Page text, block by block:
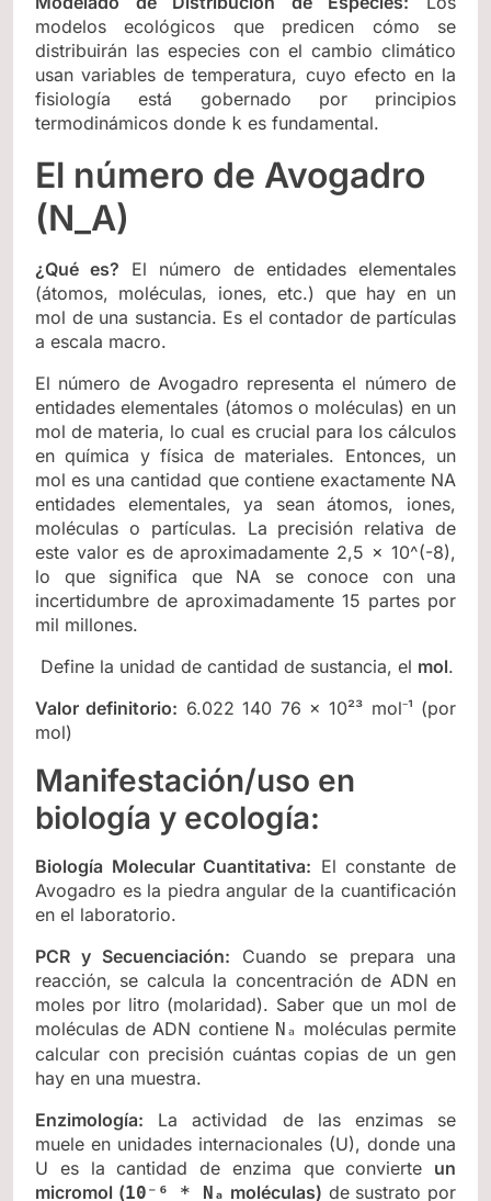
modelos ecológicos que predicen cómo se
distribuirán las especies con el cambio climático
usan variables de temperatura, cuyo efecto en la
fisiología está gobernado por principios
termodinámicos donde k es fundamental.
El número de Avogadro
(N_A)
¿Qué es? El número de entidades elementales
(átomos, moléculas, iones, etc.) que hay en un
mol de una sustancia. Es el contador de partículas
a escala macro.
El número de Avogadro representa el número de
entidades elementales (átomos o moléculas) en un
mol de materia, lo cual es crucial para los cálculos
en química y física de materiales. Entonces, un
mol es una cantidad que contiene exactamente NA
entidades elementales, ya sean átomos, iones,
moléculas o partículas. La precisión relativa de
este valor es de aproximadamente 2,5 × 10^(-8),
lo que significa que NA se conoce con una
incertidumbre de aproximadamente 15 partes por
mil millones.
Define la unidad de cantidad de sustancia, el mol.
Valor definitorio: 6.022 140 76 × 10²³ mol⁻¹ (por
mol)
Manifestación/uso en
biología y ecología:
Biología Molecular Cuantitativa: El constante de
Avogadro es la piedra angular de la cuantificación
en el laboratorio.
PCR y Secuenciación: Cuando se prepara una
reacción, se calcula la concentración de ADN en
moles por litro (molaridad). Saber que un mol de
moléculas de ADN contiene Nₐ moléculas permite
calcular con precisión cuántas copias de un gen
hay en una muestra.
Enzimología: La actividad de las enzimas se
muele en unidades internacionales (U), donde una
U es la cantidad de enzima que convierte un
micromol (10⁻⁶ * Nₐ moléculas) de sustrato por